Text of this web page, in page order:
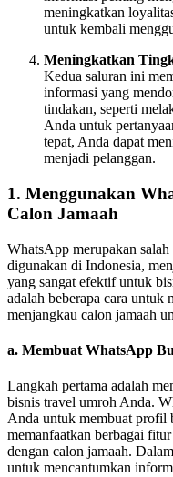
meningkatkan
untuk kembali
Meningkatkan
Kedua saluran ini
informasi yang
tindakan, seperti
Anda untuk
tepat, Anda dapat
menjadi pelanggan.
1. Menggunakan
Calon Jamaah
WhatsApp merupakan
digunakan di Indonesia,
yang sangat efektif untuk
adalah beberapa cara untuk
menjangkau calon jamaah
a. Membuat WhatsApp
Langkah pertama adalah
bisnis travel umroh Anda.
Anda untuk membuat profil
memanfaatkan berbagai
dengan calon jamaah.
untuk mencantumkan